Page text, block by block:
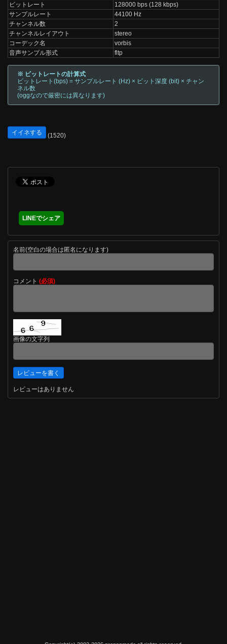
ビットレート
128000 bps (128 kbps)
サンプルレート
44100 Hz
チャンネル数
2
チャンネルレイアウト
stereo
コーデック名
vorbis
音声サンプル形式
fltp
※ ビットレートの計算式
ビットレート(bps) = サンプルレート (Hz) × ビット深度 (bit) × チャン
ネル数
(oggなので厳密には異なります)
イイネする (1520)
LINEでシェア
名前(空白の場合は匿名になります)
コメント (必須)
画像の文字列
レビューはありません